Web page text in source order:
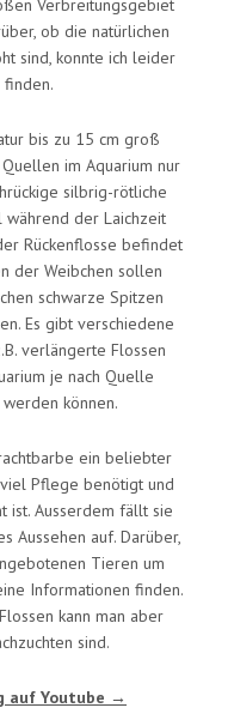
Verbreitungsgebiet
ob die natürlichen
sind, konnte ich leider
bis zu 15 cm groß
im Aquarium nur
silbrig-rötliche
der Laichzeit
Rückenflosse befindet
der Weibchen sollen
schwarze Spitzen
Es gibt verschiedene
verlängerte Flossen
je nach Quelle
können.
ein beliebter
Pflege benötigt und
ist. Ausserdem fällt sie
Aussehen auf. Darüber,
Tieren um
Informationen finden.
kann man aber
sind.
auf Youtube →